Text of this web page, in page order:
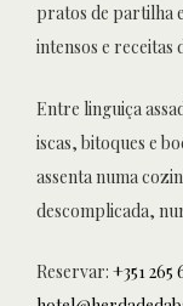
pratos de partilha
intensos e receitas
Entre linguiça
iscas, bitoques e
assenta numa
descomplicada,
Reservar: +351 265